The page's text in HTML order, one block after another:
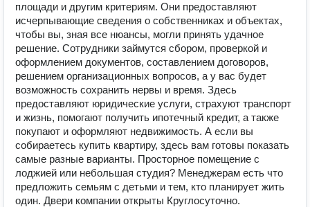
площади и другим критериям. Они предоставляют
исчерпывающие сведения о собственниках и объектах,
чтобы вы, зная все нюансы, могли принять удачное
решение. Сотрудники займутся сбором, проверкой и
оформлением документов, составлением договоров,
решением организационных вопросов, а у вас будет
возможность сохранить нервы и время. Здесь
предоставляют юридические услуги, страхуют транспорт
и жизнь, помогают получить ипотечный кредит, а также
покупают и оформляют недвижимость. А если вы
собираетесь купить квартиру, здесь вам готовы показать
самые разные варианты. Просторное помещение с
лоджией или небольшая студия? Менеджерам есть что
предложить семьям с детьми и тем, кто планирует жить
один. Двери компании открыты Круглосуточно.